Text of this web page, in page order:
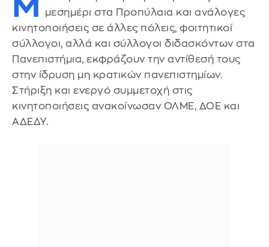
μεσημέρι στα Προπύλαια και ανάλογες
κινητοποιήσεις σε άλλες πόλεις, φοιτητικοί
σύλλογοι, αλλά και σύλλογοι διδασκόντων στα
Πανεπιστήμια, εκφράζουν την αντίθεσή τους
στην ίδρυση μη κρατικών πανεπιστημίων.
Στήριξη και ενεργό συμμετοχή στις
κινητοποιήσεις ανακοίνωσαν ΟΛΜΕ, ΔΟΕ και
ΑΔΕΔΥ.